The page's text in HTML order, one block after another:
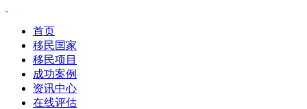
首页
移民国家
移民项目
成功案例
资讯中心
在线评估